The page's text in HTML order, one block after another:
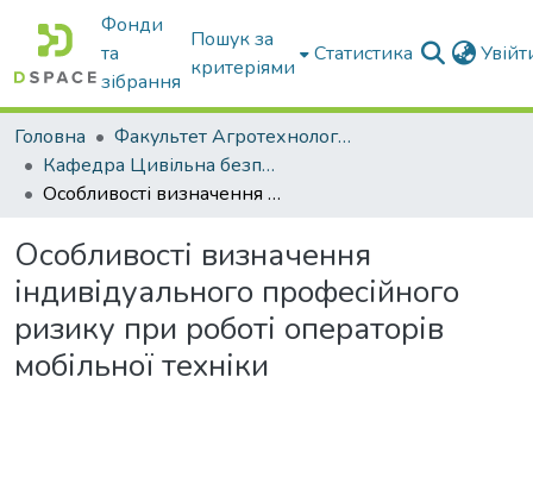
Фонди
та
зібрання
Пошук за
критеріями
Статистика
Головна
Факультет Агротехнологій та екології
Кафедра Цивільна безпека
Особливості визначення індивідуального професійного ризику при роботі операторів мобільної техніки
Особливості визначення
індивідуального професійного
ризику при роботі операторів
мобільної техніки